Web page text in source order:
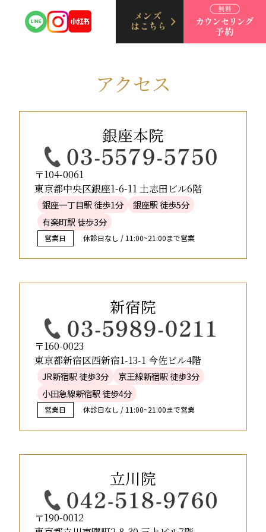
アクセス
銀座本院
〒104-0061
東京都中央区銀座1-6-11 土志田ビル6階
銀座一丁目駅 徒歩1分
銀座駅 徒歩5分
有楽町駅 徒歩3分
営業日 休診日なし / 11:00~21:00まで営業
新宿院
〒160-0023
東京都新宿区西新宿1-13-1 今佐ビル4階
JR新宿駅 徒歩3分
京王線新宿駅 徒歩3分
小田急線新宿駅 徒歩4分
営業日 休診日なし / 11:00~21:00まで営業
立川院
〒190-0012